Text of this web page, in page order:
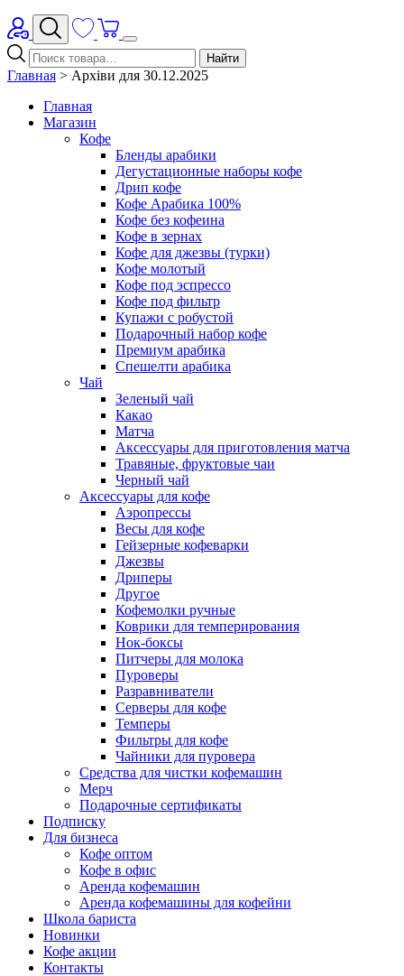
Найти
Главная > Архіви для 30.12.2025
Главная
Магазин
Кофе
Бленды арабики
Дегустационные наборы кофе
Дрип кофе
Кофе Арабика 100%
Кофе без кофеина
Кофе в зернах
Кофе для джезвы (турки)
Кофе молотый
Кофе под эспрессо
Кофе под фильтр
Купажи с робустой
Подарочный набор кофе
Премиум арабика
Спешелти арабика
Чай
Зеленый чай
Какао
Матча
Аксессуары для приготовления матча
Травяные, фруктовые чаи
Черный чай
Аксессуары для кофе
Аэропрессы
Весы для кофе
Гейзерные кофеварки
Джезвы
Дриперы
Другое
Кофемолки ручные
Коврики для темперирования
Нок-боксы
Питчеры для молока
Пуроверы
Разравниватели
Серверы для кофе
Темперы
Фильтры для кофе
Чайники для пуровера
Средства для чистки кофемашин
Мерч
Подарочные сертификаты
Подписку
Для бизнеса
Кофе оптом
Кофе в офис
Аренда кофемашин
Аренда кофемашины для кофейни
Школа бариста
Новинки
Кофе акции
Контакты